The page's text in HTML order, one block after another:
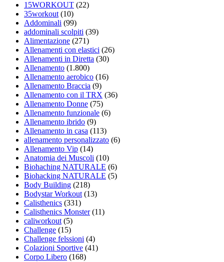
15WORKOUT (22)
35workout (10)
Addominali (99)
addominali scolpiti (39)
Alimentazione (271)
Allenamenti con elastici (26)
Allenamenti in Diretta (30)
Allenamento (1.800)
Allenamento aerobico (16)
Allenamento Braccia (9)
Allenamento con il TRX (36)
Allenamento Donne (75)
Allenamento funzionale (6)
Allenamento ibrido (9)
Allenamento in casa (113)
allenamento personalizzato (6)
Allenamento Vip (14)
Anatomia dei Muscoli (10)
Biohaching NATURALE (6)
Biohacking NATURALE (5)
Body Building (218)
Bodystar Workout (13)
Calisthenics (331)
Calisthenics Monster(11)
caliworkout (5)
Challenge (15)
Challenge felssioni (4)
Colazioni Sportive (41)
Corpo Libero (168)